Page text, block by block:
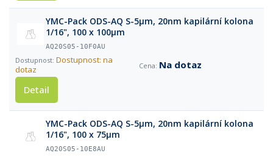
YMC-Pack ODS-AQ S-5µm, 20nm kapilární kolona
1/16", 100 x 100µm
AQ20S05-10F0AU
Dostupnost: na
dotaz
Na dotaz
Detail
YMC-Pack ODS-AQ S-5µm, 20nm kapilární kolona
1/16", 100 x 75µm
AQ20S05-10E8AU